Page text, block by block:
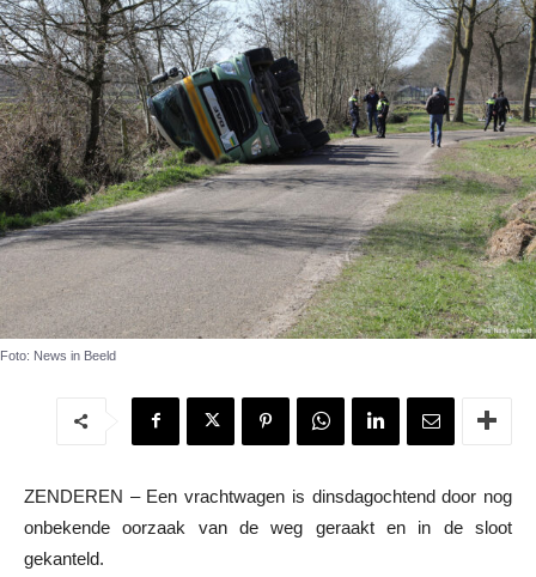
Foto: News in Beeld
ZENDEREN – Een vrachtwagen is dinsdagochtend door nog
onbekende oorzaak van de weg geraakt en in de sloot
gekanteld.